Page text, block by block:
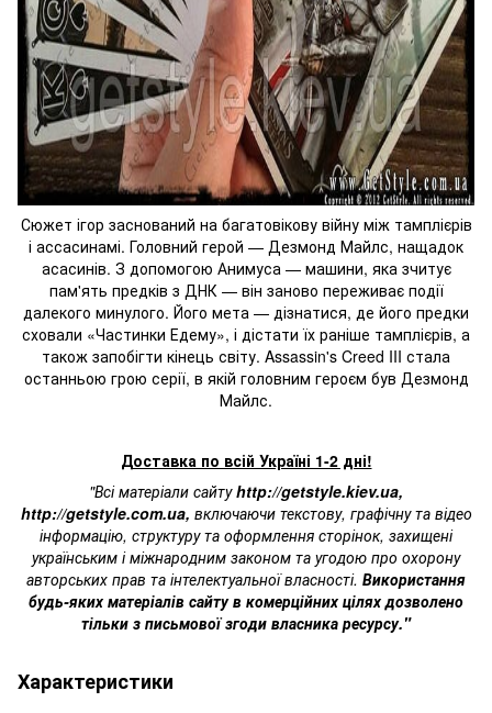
Сюжет ігор заснований на багатовікову війну між тамплієрів
і ассасинамі. Головний герой — Дезмонд Майлс, нащадок
асасинів. З допомогою Анимуса — машини, яка зчитує
пам'ять предків з ДНК — він заново переживає події
далекого минулого. Його мета — дізнатися, де його предки
сховали «Частинки Едему», і дістати їх раніше тамплієрів, а
також запобігти кінець світу. Assassin's Creed III стала
останньою грою серії, в якій головним героєм був Дезмонд
Майлс.
Доставка по всій Україні 1-2 дні!
"Всі матеріали сайтуhttp://getstyle.kiev.ua,
http://getstyle.com.ua, включаючи текстову, графічну та відео
інформацію, структуру та оформлення сторінок, захищені
українським і міжнародним законом та угодою про охорону
авторських прав та інтелектуальної власності. Використання
будь-яких матеріалів сайту в комерційних цілях дозволено
тільки з письмової згоди власника ресурсу."
Характеристики